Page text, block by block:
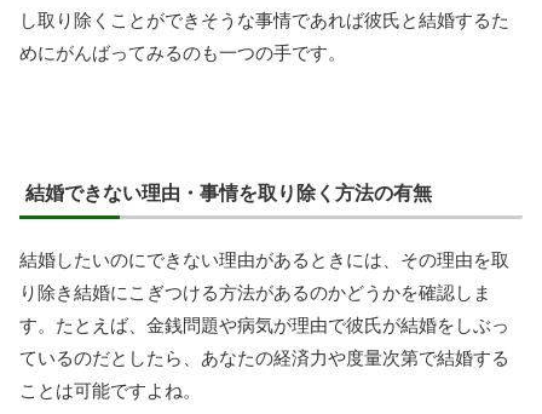
し取り除くことができそうな事情であれば彼氏と結婚するた
めにがんばってみるのも一つの手です。
結婚できない理由・事情を取り除く方法の有無
結婚したいのにできない理由があるときには、その理由を取
り除き結婚にこぎつける方法があるのかどうかを確認しま
す。たとえば、金銭問題や病気が理由で彼氏が結婚をしぶっ
ているのだとしたら、あなたの経済力や度量次第で結婚する
ことは可能ですよね。